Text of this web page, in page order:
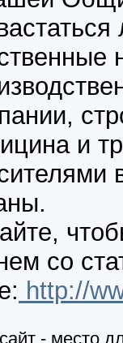
и
со
http://
- место